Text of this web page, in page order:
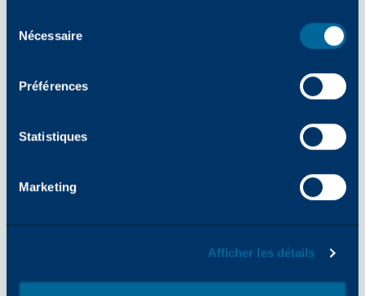
desNécessaire
Préférences
Statistiques
Marketing
Afficher les détails
Kim.Bryant@Katun.com
Allie Kern,
Allison.Kern@Katun.com
PARTAGER